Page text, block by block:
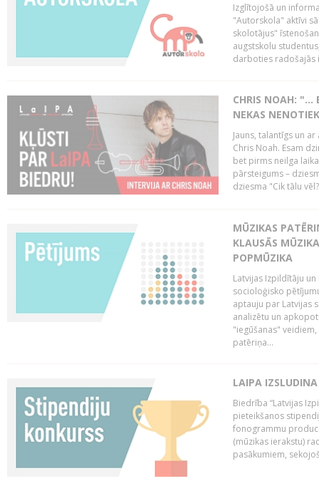
Izglītojošā un
"Autorskola" aktīvi
skolotājus"
augstskolu
darboties radošajās
CHRIS NOAH: "…
NEKAS
Jauns, talantīgs un
Chris Noah. Esam
bet pirms neilga
pārsteigums –
dziesma "Cik tālu
MŪZIKAS
KLAUSĀS
POPMŪZIKA
Latvijas Izpildītāju
socioloģisko
aptauju par Latvijas
analizētu un
"iegūšanas"
patēriņa...
LAIPA
Biedrība “Latvijas
pieteikšanos
fonogrammu
(mūzikas ierakstu)
pasākumiem,